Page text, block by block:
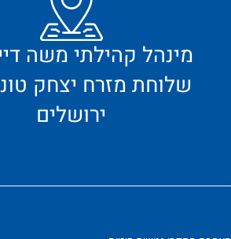
שלוחת מזרח יצחק
ירושלים